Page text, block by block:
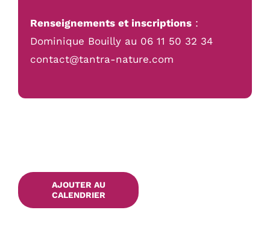
Renseignements et inscriptions:
Dominique Bouilly au 06 11 50 32 34
contact@tantra-nature.com
AJOUTER AU
CALENDRIER